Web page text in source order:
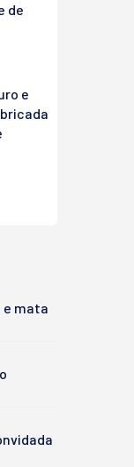
de
e
e mata